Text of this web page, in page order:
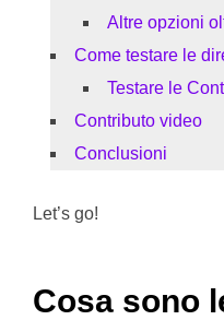
Altre opzioni
Come testare le
Testare le
Contributo video
Conclusioni
Let’s go!
Cosa sono